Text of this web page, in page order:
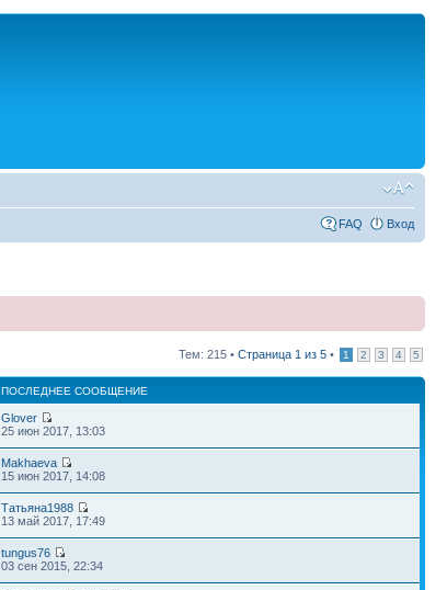
FAQ Вход
Тем: 215 • Страница 1 из 5 • 1 2 3 4 5
ПОСЛЕДНЕЕ СООБЩЕНИЕ
Glover
25 июн 2017, 13:03
Makhaeva
15 июн 2017, 14:08
Татьяна1988
13 май 2017, 17:49
tungus76
03 сен 2015, 22:34